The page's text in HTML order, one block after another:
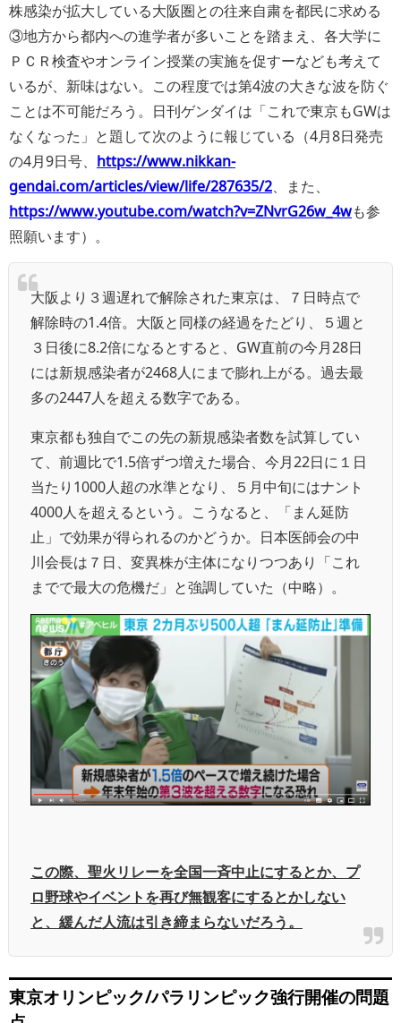
株感染が拡大している大阪圏との往来自粛を都民に求める
③地方から都内への進学者が多いことを踏まえ、各大学に
ＰＣＲ検査やオンライン授業の実施を促すーなども考えて
いるが、新味はない。この程度では第4波の大きな波を防ぐ
ことは不可能だろう。日刊ゲンダイは「これで東京もGWは
なくなった」と題して次のように報じている（4月8日発売
の4月9日号、 https://www.nikkan-
gendai.com/articles/view/life/287635/2、また、
https://www.youtube.com/watch?v=ZNvrG26w_4wも参
照願います）。
大阪より３週遅れで解除された東京は、７日時点で
解除時の1.4倍。大阪と同様の経過をたどり、５週と
３日後に8.2倍になるとすると、GW直前の今月28日
には新規感染者が2468人にまで膨れ上がる。過去最
多の2447人を超える数字である。
東京都も独自でこの先の新規感染者数を試算してい
て、前週比で1.5倍ずつ増えた場合、今月22日に１日
当たり1000人超の水準となり、５月中旬にはナント
4000人を超えるという。こうなると、「まん延防
止」で効果が得られるのかどうか。日本医師会の中
川会長は７日、変異株が主体になりつつあり「これ
までで最大の危機だ」と強調していた（中略）。
この際、聖火リレーを全国一斉中止にするとか、プ
ロ野球やイベントを再び無観客にするとかしない
と、緩んだ人流は引き締まらないだろう。
東京オリンピック/パラリンピック強行開催の問題